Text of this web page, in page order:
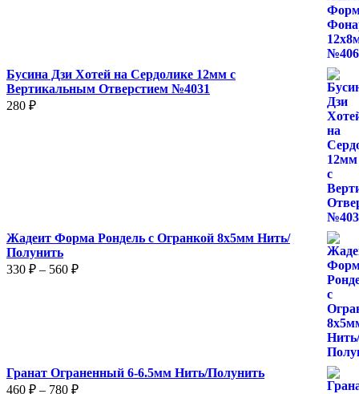
Бусина Дзи Хотей на Сердолике 12мм с
Вертикальным Отверстием №4031
280 ₽
Жадеит Форма Рондель с Огранкой 8х5мм Нить/
Полунить
330 ₽ – 560 ₽Диапазон
Гранат Ограненный 6-6.5мм Нить/Полунить
460 ₽ – 780 ₽Диапазон